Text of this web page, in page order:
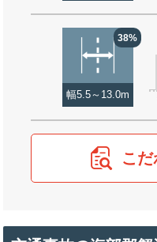
38%
幅5.5～13.0m
こ